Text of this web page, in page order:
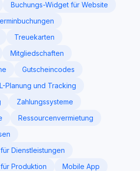
Buchungs-Widget für Website
Treuekarten
Mitgliedschaften
Gutscheincodes
Planung und Tracking
Zahlungssysteme
Ressourcenvermietung
Dienstleistungen
Produktion
Mobile App